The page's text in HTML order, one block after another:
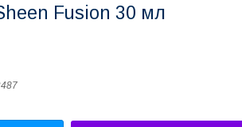
Fusion 30 мл